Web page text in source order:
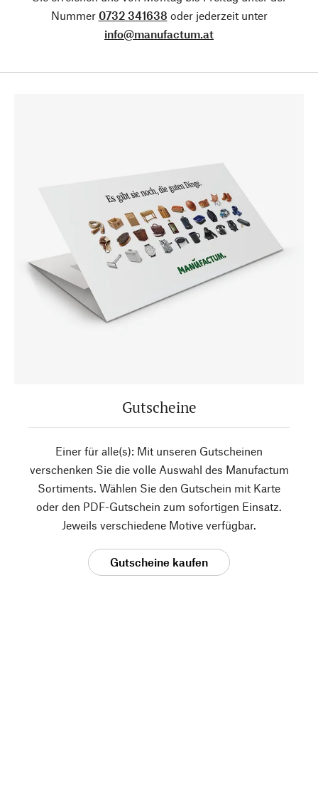
Nummer 0732 341638 oder jederzeit unter
info@manufactum.at
Gutscheine
Einer für alle(s): Mit unseren Gutscheinen
verschenken Sie die volle Auswahl des Manufactum
Sortiments. Wählen Sie den Gutschein mit Karte
oder den PDF-Gutschein zum sofortigen Einsatz.
Jeweils verschiedene Motive verfügbar.
Gutscheine kaufen